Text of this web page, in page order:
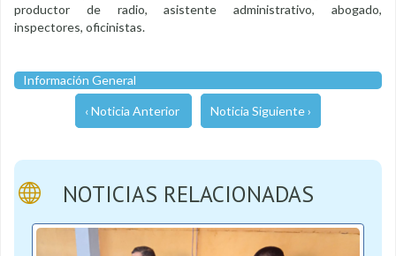
productor de radio, asistente administrativo, abogado,
inspectores, oficinistas.
Información General
‹ Noticia Anterior Noticia Siguiente ›
NOTICIAS RELACIONADAS